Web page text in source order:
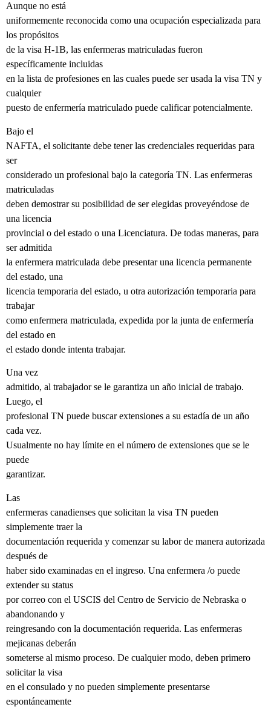
Aunque no está
uniformemente reconocida como una ocupación especializada para
los propósitos
de la visa H-1B, las enfermeras matriculadas fueron
específicamente incluidas
en la lista de profesiones en las cuales puede ser usada la visa TN y
cualquier
puesto de enfermería matriculado puede calificar potencialmente.
Bajo el
NAFTA, el solicitante debe tener las credenciales requeridas para
ser
considerado un profesional bajo la categoría TN. Las enfermeras
matriculadas
deben demostrar su posibilidad de ser elegidas proveyéndose de
una licencia
provincial o del estado o una Licenciatura. De todas maneras, para
ser admitida
la enfermera matriculada debe presentar una licencia permanente
del estado, una
licencia temporaria del estado, u otra autorización temporaria para
trabajar
como enfermera matriculada, expedida por la junta de enfermería
del estado en
el estado donde intenta trabajar.
Una vez
admitido, al trabajador se le garantiza un año inicial de trabajo.
Luego, el
profesional TN puede buscar extensiones a su estadía de un año
cada vez.
Usualmente no hay límite en el número de extensiones que se le
puede
garantizar.
Las
enfermeras canadienses que solicitan la visa TN pueden
simplemente traer la
documentación requerida y comenzar su labor de manera autorizada
después de
haber sido examinadas en el ingreso. Una enfermera /o puede
extender su status
por correo con el USCIS del Centro de Servicio de Nebraska o
abandonando y
reingresando con la documentación requerida. Las enfermeras
mejicanas deberán
someterse al mismo proceso. De cualquier modo, deben primero
solicitar la visa
en el consulado y no pueden simplemente presentarse
espontáneamente